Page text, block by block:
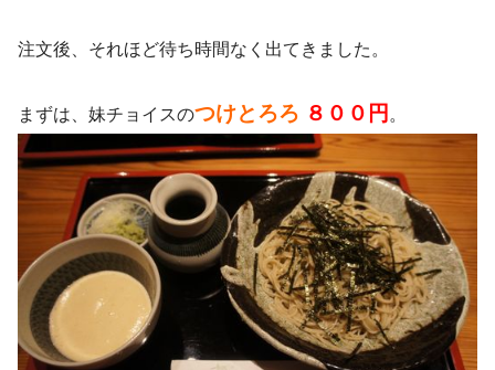
注文後、それほど待ち時間なく出てきました。
まずは、妹チョイスのつけとろろ ８００円 。